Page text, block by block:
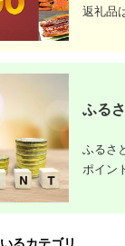
滋賀県 米原市の
税のご紹介
返礼品
ふる
ふるさ
ポイン